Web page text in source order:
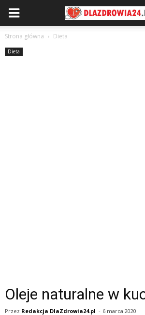
Strona główna Dieta
Dieta
Oleje naturalne w
Przez Redakcja DlaZdrowia24.pl - 6 marca 2020